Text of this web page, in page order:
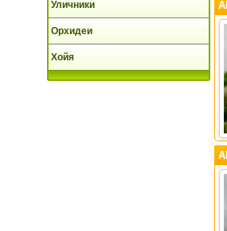
Уличники
Орхидеи
Хойя